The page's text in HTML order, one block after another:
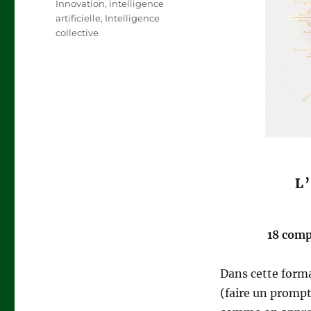
18
Dans cette
(faire un
Innovation, intelligence
artificielle, Intelligence
collective